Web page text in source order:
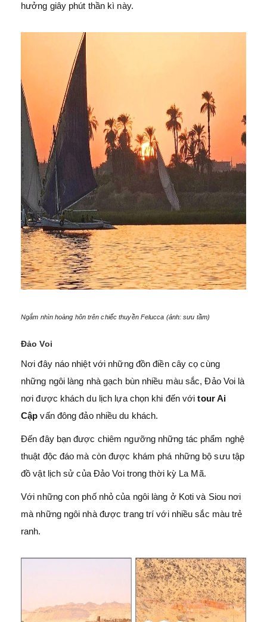
hưởng giây phút thần kì này.
Ngắm nhìn hoàng hôn trên chiếc thuyền Felucca (ảnh: sưu tầm)
Đảo Voi
Nơi đây náo nhiệt với những đồn điền cây cọ cùng
những ngôi làng nhà gạch bùn nhiều màu sắc, Đảo Voi là
nơi được khách du lịch lựa chọn khi đến với tour Ai
Cập vấn đông đảo nhiều du khách.
Đến đây bạn được chiêm ngưỡng những tác phẩm nghệ
thuật độc đáo mà còn được khám phá những bộ sưu tập
đồ vật lịch sử của Đảo Voi trong thời kỳ La Mã.
Với những con phố nhỏ của ngôi làng ở Koti và Siou nơi
mà những ngôi nhà được trang trí với nhiều sắc màu trẻ
ranh.